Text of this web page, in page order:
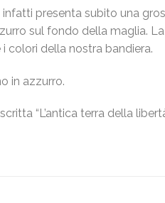
presenta subito una
sul fondo della maglia.
colori della nostra bandiera.
in azzurro.
“L’antica terra della